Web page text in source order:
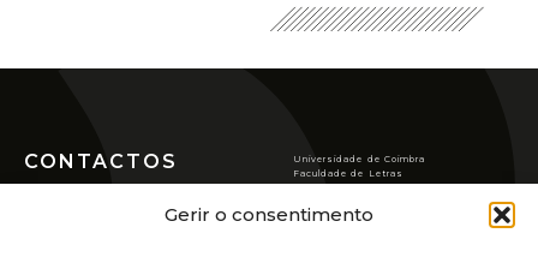
Gerir o consentimento
CONTACTOS
Sociedade e da Cultura
Universidade de Coimbra
Faculdade de Letras
T(351) 239 859 900*